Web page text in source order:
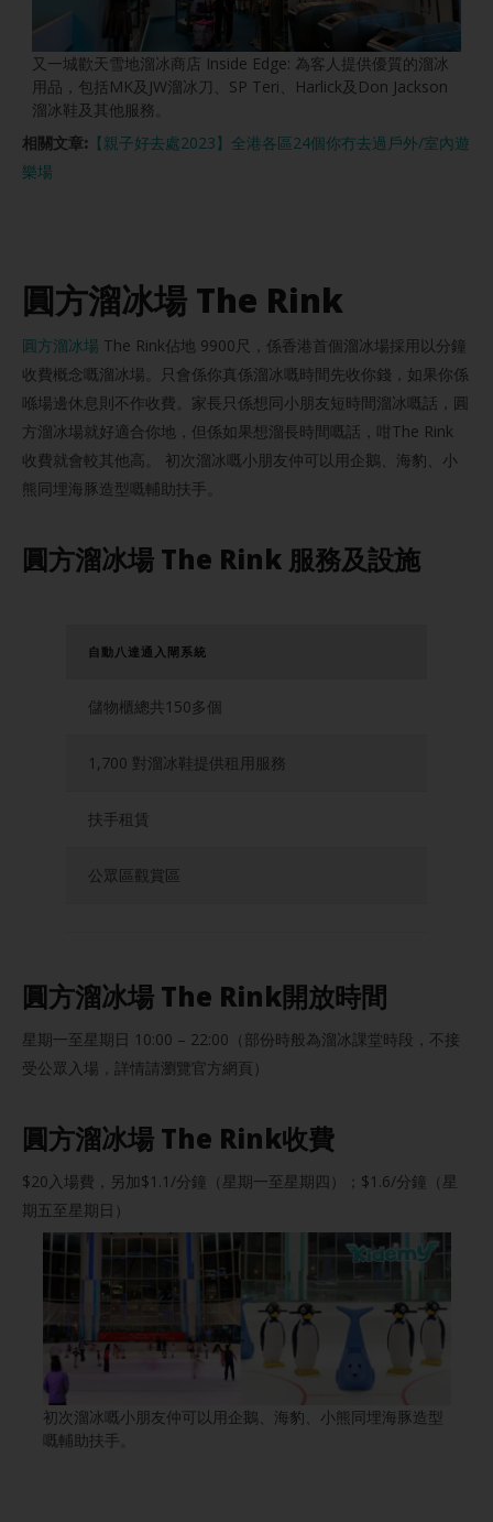
又一城歡天雪地溜冰商店 Inside Edge: 為客人提供優質的溜冰
用品，包括MK及JW溜冰刀、SP Teri、Harlick及Don Jackson
溜冰鞋及其他服務。
相關文章: 【親子好去處2023】全港各區24個你冇去過戶外/室內遊
樂場
圓方溜冰場 The Rink
圓方溜冰場 The Rink佔地 9900尺，係香港首個溜冰場採用以分鐘
收費概念嘅溜冰場。只會係你真係溜冰嘅時間先收你錢，如果你係
喺場邊休息則不作收費。家長只係想同小朋友短時間溜冰嘅話，圓
方溜冰場就好適合你地，但係如果想溜長時間嘅話，咁The Rink
收費就會較其他高。 初次溜冰嘅小朋友仲可以用企鵝、海豹、小
熊同埋海豚造型嘅輔助扶手。
圓方溜冰場 The Rink 服務及設施
自動八達通入閘系統
儲物櫃總共150多個
1,700 對溜冰鞋提供租用服務
扶手租賃
公眾區觀賞區
圓方溜冰場 The Rink開放時間
星期一至星期日 10:00 – 22:00（部份時般為溜冰課堂時段，不接
受公眾入場，詳情請瀏覽官方網頁）
圓方溜冰場 The Rink收費
$20入場費，另加$1.1/分鐘（星期一至星期四）；$1.6/分鐘（星
期五至星期日）
初次溜冰嘅小朋友仲可以用企鵝、海豹、小熊同埋海豚造型
嘅輔助扶手。